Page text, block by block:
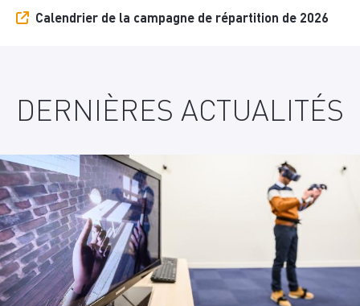
Calendrier de la campagne de répartition de 2026
DERNIÈRES ACTUALITÉS